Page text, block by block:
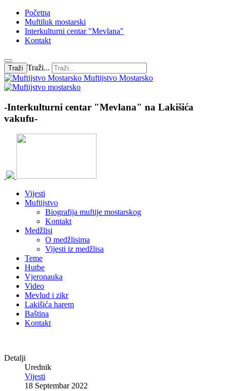
Početna
Muftiluk mostarski
Interkulturni centar "Mevlana"
Kontakt
Traži Traži...
Muftijstvo Mostarsko
-Interkulturni centar "Mevlana" na Lakišića
vakufu-
Vijesti
Muftijstvo
Biografija muftije mostarskog
Kontakt
Medžlisi
O medžlisima
Vijesti iz medžlisa
Teme
Hutbe
Vjeronauka
Video
Mevlud i zikr
Lakišića harem
Baština
Kontakt
Detalji
Urednik
Vijesti
18 Septembar 2022